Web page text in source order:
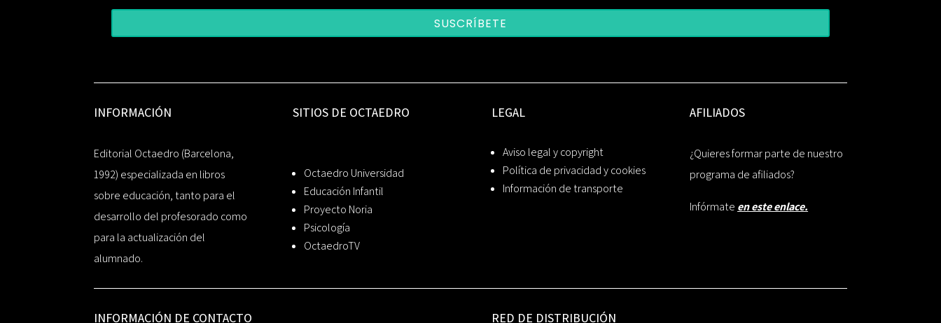
SUSCRÍBETE
INFORMACIÓN
Editorial Octaedro (Barcelona,
1992) especializada en libros
sobre educación, tanto para el
desarrollo del profesorado como
para la actualización del
alumnado.
SITIOS DE OCTAEDRO
Octaedro Universidad
Educación Infantil
Proyecto Noria
Psicología
OctaedroTV
LEGAL
Aviso legal y copyright
Política de privacidad y cookies
Información de transporte
AFILIADOS
¿Quieres formar parte de nuestro
programa de afiliados?
Infórmate en este enlace.
INFORMACIÓN DE CONTACTO RED DE DISTRIBUCIÓN